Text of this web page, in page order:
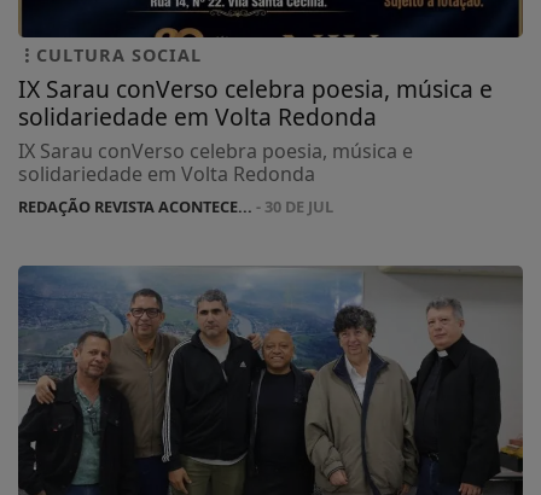
CULTURA SOCIAL
IX Sarau conVerso celebra poesia, música e
solidariedade em Volta Redonda
IX Sarau conVerso celebra poesia, música e
solidariedade em Volta Redonda
REDAÇÃO REVISTA ACONTECE... - 30 DE JUL